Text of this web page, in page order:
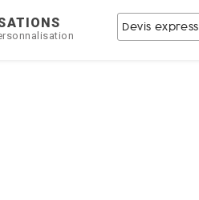
Devis express